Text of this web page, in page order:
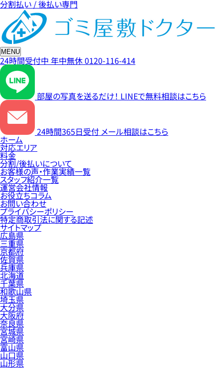
分割払い / 後払い専門
MENU
24時間受付中 年中無休0120-116-414
部屋の写真を送るだけ！ LINEで無料相談はこちら
24時間365日受付 メール相談はこちら
ホーム
対応エリア
料金
分割/後払いについて
お客様の声・作業実績一覧
スタッフ紹介一覧
運営会社情報
お役立ちコラム
お問い合わせ
プライバシーポリシー
特定商取引法に関する記述
サイトマップ
広島県
三重県
京都府
佐賀県
兵庫県
北海道
千葉県
和歌山県
埼玉県
大分県
大阪府
奈良県
宮城県
宮崎県
富山県
山口県
山形県